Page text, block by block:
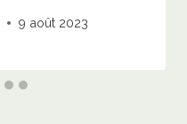
9 août 2023